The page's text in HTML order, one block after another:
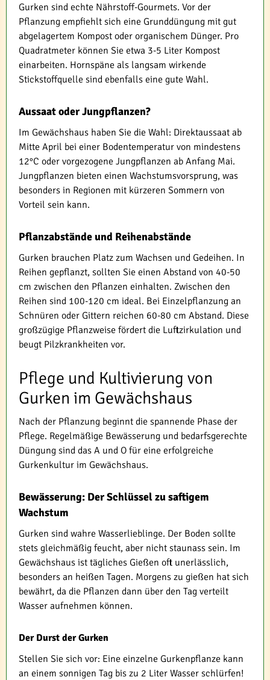
Gurken sind echte Nährstoff-Gourmets. Vor der
Pflanzung empfiehlt sich eine Grunddüngung mit gut
abgelagertem Kompost oder organischem Dünger. Pro
Quadratmeter können Sie etwa 3-5 Liter Kompost
einarbeiten. Hornspäne als langsam wirkende
Stickstoffquelle sind ebenfalls eine gute Wahl.
Aussaat oder Jungpflanzen?
Im Gewächshaus haben Sie die Wahl: Direktaussaat ab
Mitte April bei einer Bodentemperatur von mindestens
12°C oder vorgezogene Jungpflanzen ab Anfang Mai.
Jungpflanzen bieten einen Wachstumsvorsprung, was
besonders in Regionen mit kürzeren Sommern von
Vorteil sein kann.
Pflanzabstände und Reihenabstände
Gurken brauchen Platz zum Wachsen und Gedeihen. In
Reihen gepflanzt, sollten Sie einen Abstand von 40-50
cm zwischen den Pflanzen einhalten. Zwischen den
Reihen sind 100-120 cm ideal. Bei Einzelpflanzung an
Schnüren oder Gittern reichen 60-80 cm Abstand. Diese
großzügige Pflanzweise fördert die Luftzirkulation und
beugt Pilzkrankheiten vor.
Pflege und Kultivierung von
Gurken im Gewächshaus
Nach der Pflanzung beginnt die spannende Phase der
Pflege. Regelmäßige Bewässerung und bedarfsgerechte
Düngung sind das A und O für eine erfolgreiche
Gurkenkultur im Gewächshaus.
Bewässerung: Der Schlüssel zu saftigem
Wachstum
Gurken sind wahre Wasserlieblinge. Der Boden sollte
stets gleichmäßig feucht, aber nicht staunass sein. Im
Gewächshaus ist tägliches Gießen oft unerlässlich,
besonders an heißen Tagen. Morgens zu gießen hat sich
bewährt, da die Pflanzen dann über den Tag verteilt
Wasser aufnehmen können.
Der Durst der Gurken
Stellen Sie sich vor: Eine einzelne Gurkenpflanze kann
an einem sonnigen Tag bis zu 2 Liter Wasser schlürfen!